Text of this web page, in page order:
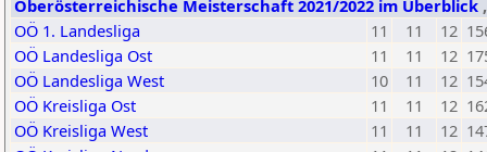
Oberösterreichische Meisterschaft 2021/2022 im Überblick
OÖ 1. Landesliga
11 11 12
OÖ Landesliga Ost
11 11 12
OÖ Landesliga West
10 11 12
OÖ Kreisliga Ost
11 11 12
OÖ Kreisliga West
11 11 12